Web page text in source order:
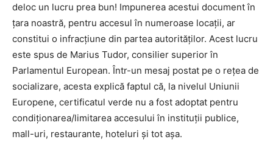
deloc un lucru prea bun! Impunerea acestui document în
țara noastră, pentru accesul în numeroase locații, ar
constitui o infracțiune din partea autorităților. Acest lucru
este spus de Marius Tudor, consilier superior în
Parlamentul European. Într-un mesaj postat pe o rețea de
socializare, acesta explică faptul că, la nivelul Uniunii
Europene, certificatul verde nu a fost adoptat pentru
condiționarea/limitarea accesului în instituții publice,
mall-uri, restaurante, hoteluri și tot așa.